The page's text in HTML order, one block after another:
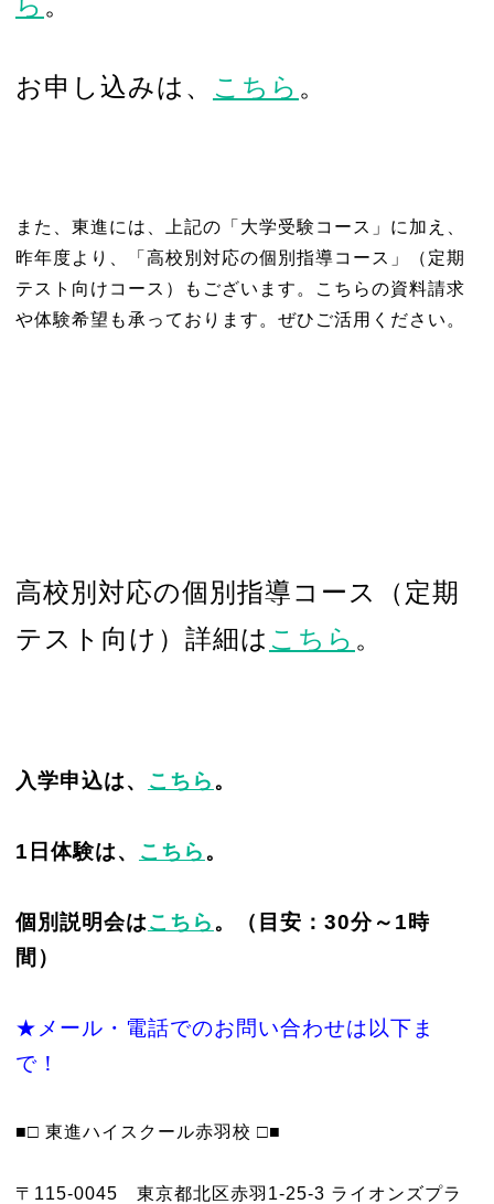
お申し込みは、 こちら 。
また、東進には、上記の「大学受験コース」に加え、
昨年度より、「高校別対応の個別指導コース」（定期
テスト向けコース）もございます。こちらの資料請求
や体験希望も承っております。ぜひご活用ください。
高校別対応の個別指導コース（定期
テスト向け）詳細は こちら 。
入学申込は、 こちら 。
1日体験は、 こちら 。
個別説明会はこちら 。（目安：30分～1時
間）
★メール・電話でのお問い合わせは以下ま
で！
■□ 東進ハイスクール赤羽校 □■
〒115-0045 東京都北区赤羽1-25-3 ライオンズプラ